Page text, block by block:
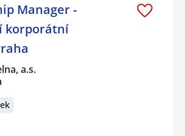
Manager -
korporátní
a.s.